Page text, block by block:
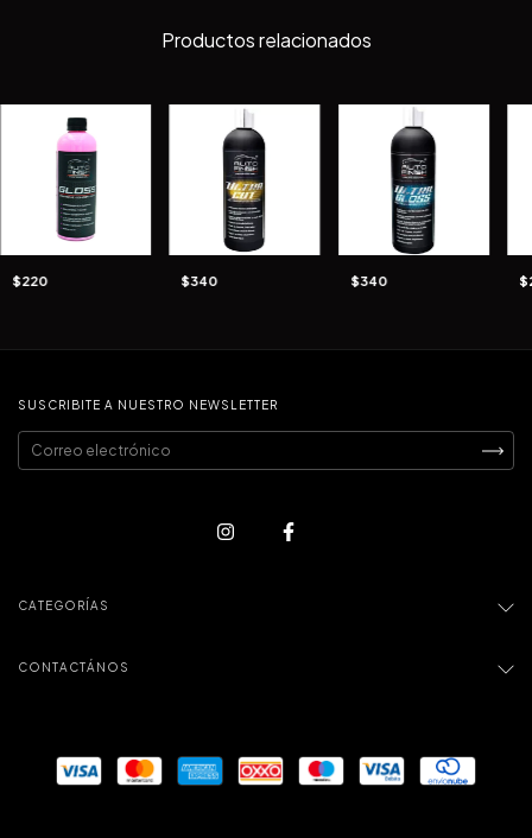
Productos relacionados
$220 $340 $340
SUSCRIBITE A NUESTRO NEWSLETTER
CATEGORÍAS
CONTACTÁNOS